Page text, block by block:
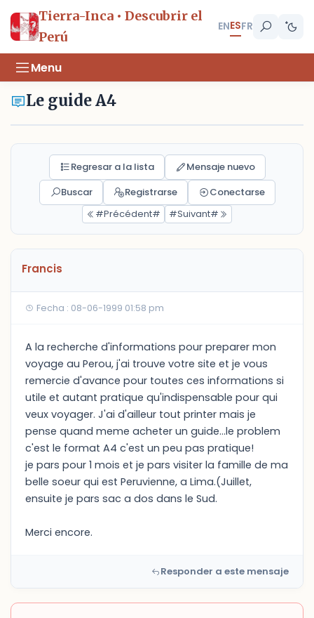
Tierra-Inca • Descubrir el
Perú
ENESFR
Menu
Le guide A4
Regresar a la lista
Mensaje nuevo
Buscar
Registrarse
Conectarse
#Précédent#
#Suivant#
Francis
Fecha : 08-06-1999 01:58 pm
A la recherche d'informations pour preparer mon
voyage au Perou, j'ai trouve votre site et je vous
remercie d'avance pour toutes ces informations si
utile et autant pratique qu'indispensable pour qui
veux voyager. J'ai d'ailleur tout printer mais je
pense quand meme acheter un guide...le problem
c'est le format A4 c'est un peu pas pratique!
je pars pour 1 mois et je pars visiter la famille de ma
belle soeur qui est Peruvienne, a Lima.(Juillet,
ensuite je pars sac a dos dans le Sud.
Merci encore.
Responder a este mensaje